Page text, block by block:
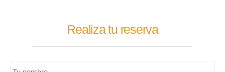
Realiza tu reserva
completo *